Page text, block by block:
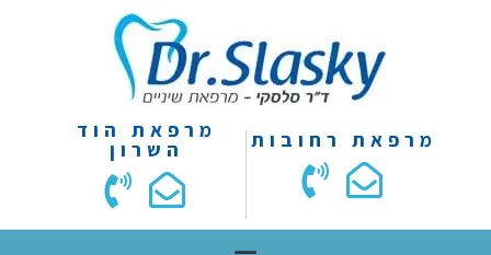
מרפאת הוד
השרון מרפאת רחובות